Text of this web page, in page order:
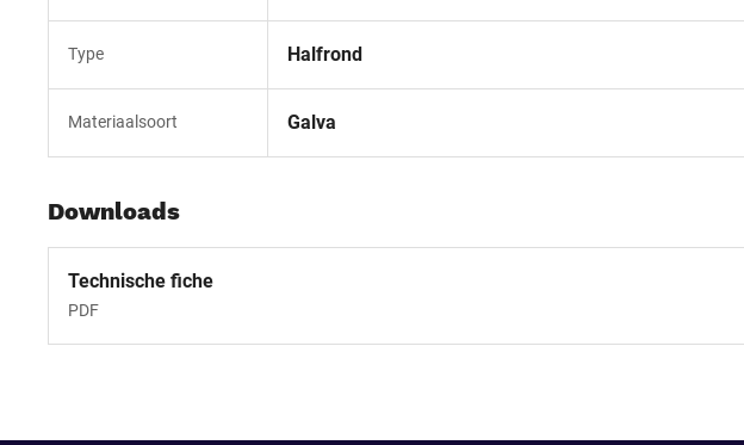
Type Halfrond
Materiaalsoort Galva
Downloads
Technische fiche
PDF